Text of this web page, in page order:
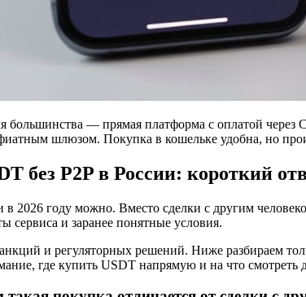
большинства — прямая платформа с оплатой через
шлюзом. Покупка в кошельке удобна, но
без P2P в России: короткий
в 2026 году можно. Вместо сделки с другим
сервиса и заранее понятные условия.
и регуляторных решений. Ниже разбираем
где купить USDT напрямую и на что смотреть